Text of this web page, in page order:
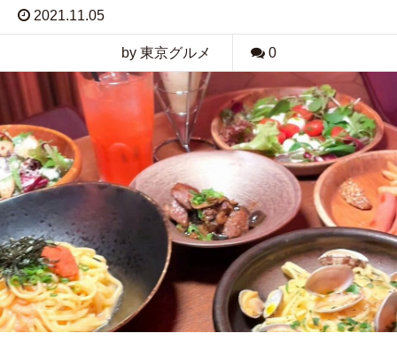
2021.11.05
by 東京グルメ 0